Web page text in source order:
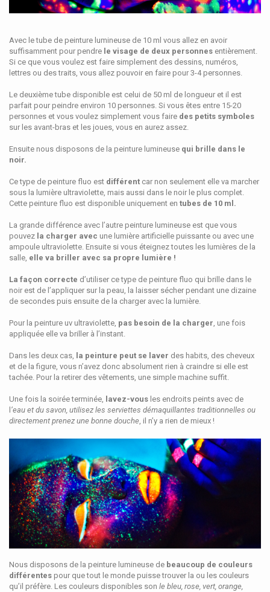
Avec le tube de peinture lumineuse de 10 ml vous allez en avoir
suffisamment pour pendre le visage de deux personnes entièrement.
Si ce que vous voulez est faire simplement des dessins, numéros,
lettres ou des traits, vous allez pouvoir en faire pour 3-4 personnes.
Le deuxième tube disponible est celui de 50 ml de longueur et il est
parfait pour peindre environ 10 personnes. Si vous êtes entre 15-20
personnes et vous voulez simplement vous faire des petits symboles
sur les avant-bras et les joues, vous en aurez assez.
Ensuite nous disposons de la peinture lumineuse qui brille dans le
noir.
Ce type de peinture fluo est différent car non seulement elle va marcher
sous la lumière ultraviolette, mais aussi dans le noir le plus complet.
Cette peinture fluo est disponible uniquement en tubes de 10 ml.
La grande différence avec l’autre peinture lumineuse est que vous
pouvez la charger avec une lumière artificielle puissante ou avec une
ampoule ultraviolette. Ensuite si vous éteignez toutes les lumières de la
salle, elle va briller avec sa propre lumière !
La façon correcte d’utiliser ce type de peinture fluo qui brille dans le
noir est de l’appliquer sur la peau, la laisser sécher pendant une dizaine
de secondes puis ensuite de la charger avec la lumière.
Pour la peinture uv ultraviolette, pas besoin de la charger, une fois
appliquée elle va briller à l’instant.
Dans les deux cas, la peinture peut se laver des habits, des cheveux
et de la figure, vous n’avez donc absolument rien à craindre si elle est
tachée. Pour la retirer des vêtements, une simple machine suffit.
Une fois la soirée terminée, lavez-vous les endroits peints avec de
’eau et du savon, utilisez les serviettes démaquillantes traditionnelles ou
directement prenez une bonne douche, il n’y a rien de mieux !
Nous disposons de la peinture lumineuse de beaucoup de couleurs
différentes pour que tout le monde puisse trouver la ou les couleurs
qu’il préfère. Les couleurs disponibles son le bleu, rose, vert, orange,